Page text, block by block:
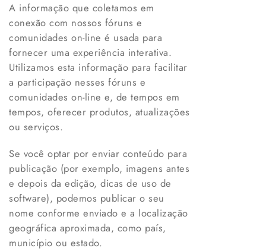
A informação que coletamos em
conexão com nossos fóruns e
comunidades on-line é usada para
fornecer uma experiência interativa.
Utilizamos esta informação para facilitar
a participação nesses fóruns e
comunidades on-line e, de tempos em
tempos, oferecer produtos, atualizações
ou serviços.
Se você optar por enviar conteúdo para
publicação (por exemplo, imagens antes
e depois da edição, dicas de uso de
software), podemos publicar o seu
nome conforme enviado e a localização
geográfica aproximada, como país,
município ou estado.